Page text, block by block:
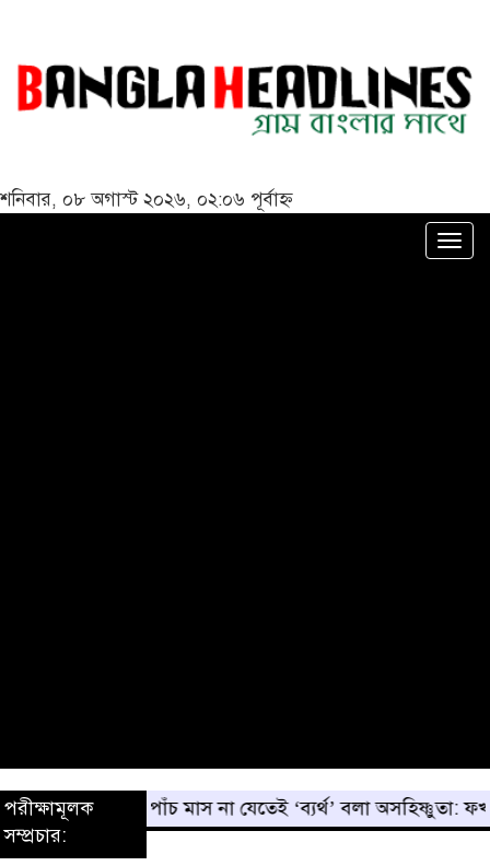
শনিবার, ০৮ অগাস্ট ২০২৬, ০২:০৬ পূর্বাহ্ন
পরীক্ষামূলক
সম্প্রচার:
পাঁচ মাস না যেতেই ‘ব্যর্থ’ বলা অসহিষ্ণুতা: ফখরুল